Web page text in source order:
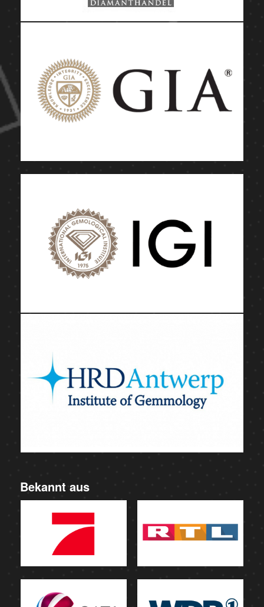
Bekannt aus